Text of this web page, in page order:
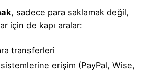
, sadece para saklamak değil,
için de kapı aralar:
transferleri
erişim (PayPal, Wise,